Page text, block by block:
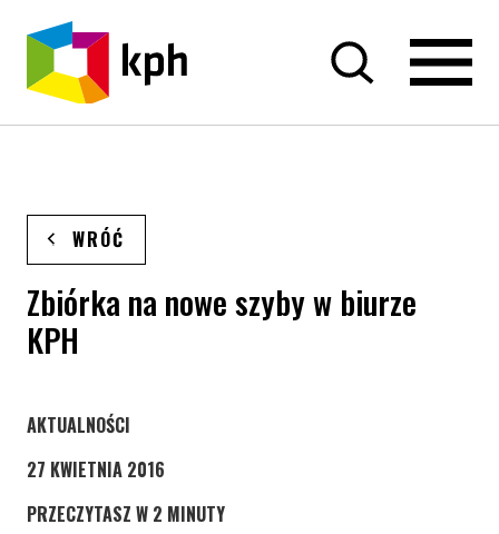
PRZEJDŹ DO TREŚCI
WRÓĆ
Zbiórka na nowe szyby w biurze
KPH
STRONA KATEGORII WPISÓW
AKTUALNOŚCI
27 KWIETNIA 2016
PRZECZYTASZ W 2 MINUTY